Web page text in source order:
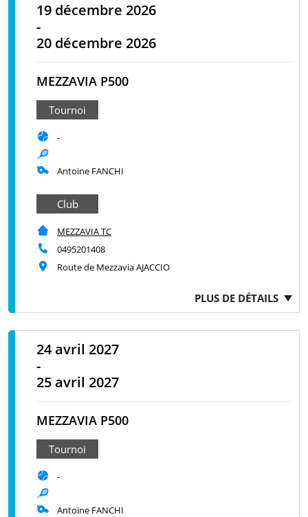
19 décembre 2026
-
20 décembre 2026
MEZZAVIA P500
Tournoi
-
Antoine FANCHI
Club
MEZZAVIA TC
0495201408
Route de Mezzavia AJACCIO
PLUS DE DÉTAILS
24 avril 2027
-
25 avril 2027
MEZZAVIA P500
Tournoi
-
Antoine FANCHI